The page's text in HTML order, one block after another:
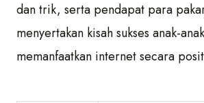
dan trik, serta pendapat para
menyertakan kisah sukses anak-
memanfaatkan internet secara